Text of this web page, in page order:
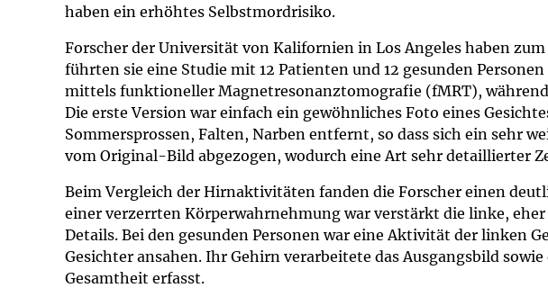
Vorsorge- und Impferinnerung
Entwicklungskalender
Broschüren und Informationsflyer
haben ein erhöhtes Selbstmordrisiko.
Forscher der Universität von Kalifornien in Los Angeles haben
führten sie eine Studie mit 12 Patienten und 12 gesunden
mittels funktioneller Magnetresonanztomografie (fMRT),
Die erste Version war einfach ein gewöhnliches Foto eines
Sommersprossen, Falten, Narben entfernt, so dass sich ein sehr
vom Original-Bild abgezogen, wodurch eine Art sehr detaillierter
Beim Vergleich der Hirnaktivitäten fanden die Forscher einen
einer verzerrten Körperwahrnehmung war verstärkt die linke,
Details. Bei den gesunden Personen war eine Aktivität der linken
Gesichter ansahen. Ihr Gehirn verarbeitete das Ausgangsbild
Gesamtheit erfasst.